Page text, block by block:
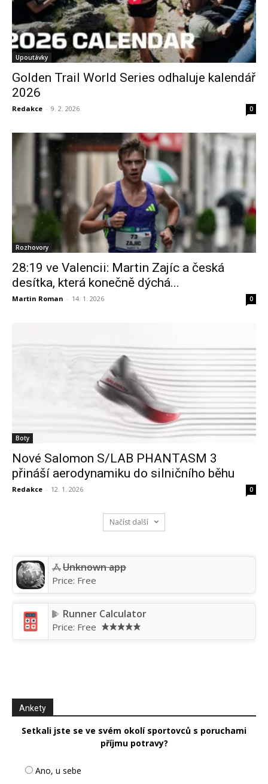
Upoutávky
Golden Trail World Series odhaluje kalendář
2026
Redakce - 9. 2. 2026 0
Rozhovory
28:19 ve Valencii: Martin Zajíc a česká
desítka, která konečně dýchá...
Martin Roman - 14. 1. 2026 0
Boty
Nové Salomon S/LAB PHANTASM 3
přináší aerodynamiku do silničního běhu
Redakce - 12. 1. 2026 0
Načíst další
Unknown app
Price: Free
Runner Calculator
Price: Free
Ankety
Setkali jste se ve svém okolí sportovců s poruchami
příjmu potravy?
Ano, u sebe